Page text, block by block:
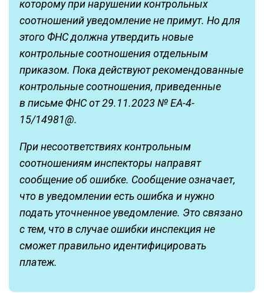
которому при нарушении контрольных
соотношений уведомление не примут. Но для
этого ФНС должна утвердить новые
контрольные соотношения отдельным
приказом. Пока действуют рекомендованные
контрольные соотношения, приведенные
в письме ФНС от 29.11.2023 № ЕА-4-
15/14981@.
При несоответствиях контрольным
соотношениям инспекторы направят
сообщение об ошибке. Сообщение означает,
что в уведомлении есть ошибка и нужно
подать уточненное уведомление. Это связано
с тем, что в случае ошибки инспекция не
сможет правильно идентифицировать
платеж.